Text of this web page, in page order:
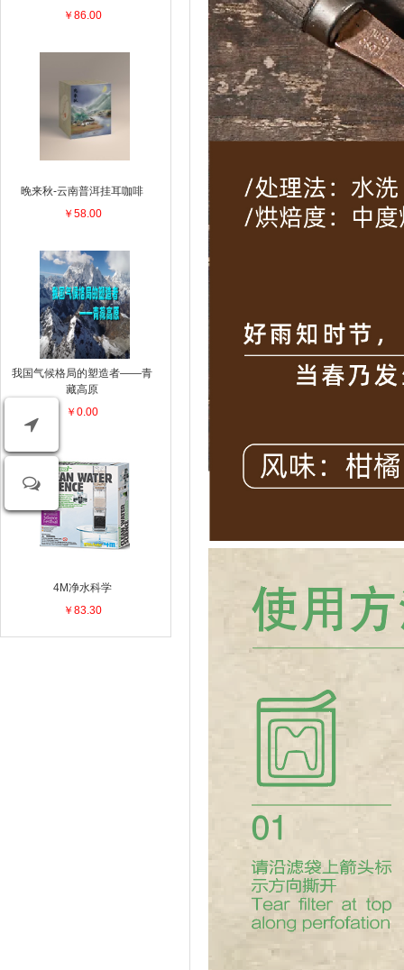
￥86.00
晚来秋-云南普洱挂耳咖啡
￥58.00
我国气候格局的塑造者——青
藏高原
￥0.00
4M净水科学
￥83.30